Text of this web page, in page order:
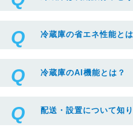
冷蔵庫の省エネ性能とは
冷蔵庫のAI機能とは？
配送・設置について知